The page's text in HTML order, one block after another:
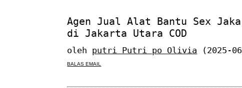
Agen Jual Alat Bantu Sex
di Jakarta Utara COD
oleh putri Putri po Olivia (2025-
BALAS EMAIL